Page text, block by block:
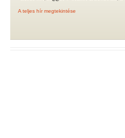
A teljes hír megtekintése